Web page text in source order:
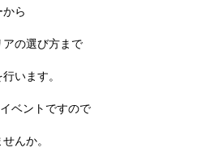
ら
の選び方まで
います。
ベントですので
んか。